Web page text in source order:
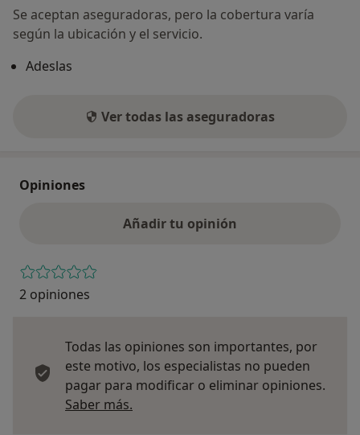
Se aceptan aseguradoras, pero la cobertura varía
según la ubicación y el servicio.
Adeslas
Ver todas las aseguradoras
Opiniones
Añadir tu opinión
2 opiniones
Todas las opiniones son importantes, por
este motivo, los especialistas no pueden
pagar para modificar o eliminar opiniones.
Saber más.